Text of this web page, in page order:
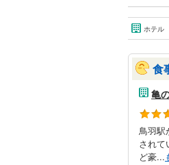
ホテル
食
亀
鳥羽駅
されて
ど豪...